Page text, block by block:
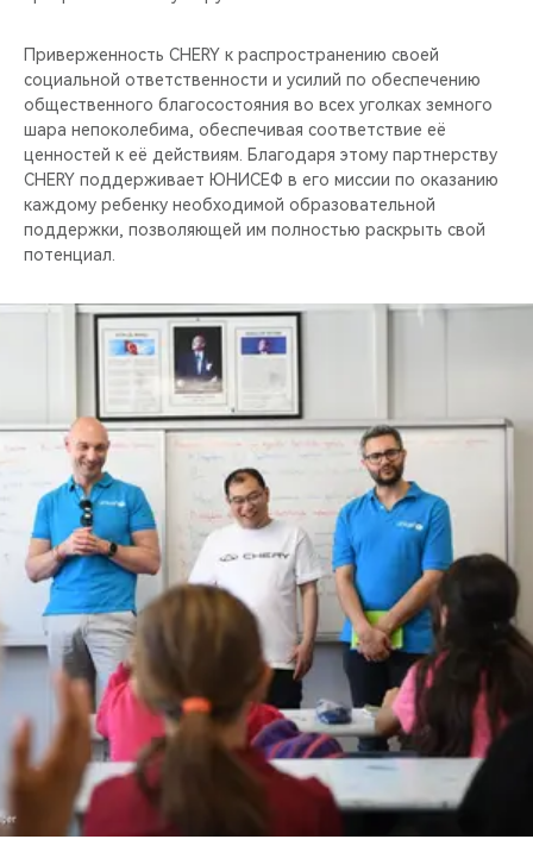
Приверженность CHERY к распространению своей
социальной ответственности и усилий по обеспечению
общественного благосостояния во всех уголках земного
шара непоколебима, обеспечивая соответствие её
ценностей к её действиям. Благодаря этому партнерству
CHERY поддерживает ЮНИСЕФ в его миссии по оказанию
каждому ребенку необходимой образовательной
поддержки, позволяющей им полностью раскрыть свой
потенциал.